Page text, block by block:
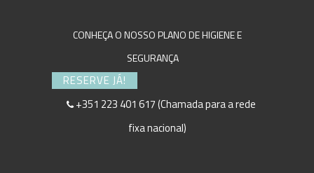
CONHEÇA O NOSSO PLANO DE HIGIENE E
SEGURANÇA
RESERVE JÁ!
+351 223 401 617 (Chamada para a rede
fixa nacional)